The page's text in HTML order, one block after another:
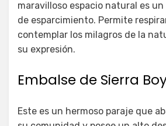
maravilloso espacio natural es
de esparcimiento. Permite
contemplar los milagros de la
su expresión.
Embalse de Sierra
Este es un hermoso paraje que